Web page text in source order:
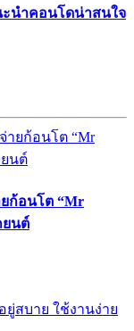
นำคอนโดน่าสนใจ
ก้อนโต “Mr
ยนต์